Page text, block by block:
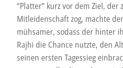
“Platter” kurz vor dem Ziel, der
Mitleidenschaft zog, machte
mühsamer, sodass der hinter
Rajhi die Chance nutzte, den
seinen ersten Tagessieg